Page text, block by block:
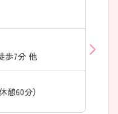
歩7分 他
憩60分）